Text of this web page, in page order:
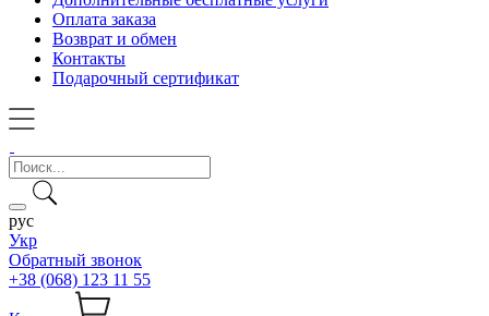
Оплата заказа
Возврат и обмен
Контакты
Подарочный сертификат
рус
Укр
Обратный звонок
+38 (068) 123 11 55